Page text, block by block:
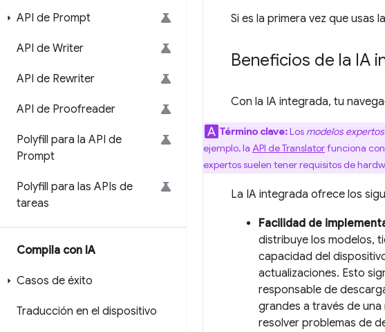
API de Prompt
API de Writer
API de Rewriter
API de Proofreader
Polyfill para la API de
Prompt
Polyfill para las APIs de
tareas
Compila con IA
Casos de éxito
Traducción en el dispositivo
Si es la primera vez que usas
Beneficios de la IA
Con la IA integrada, tu
Término clave:Los modelos expertos
ejemplo, la API de Translatorfunciona
expertos suelen tener requisitos de
La IA integrada ofrece los
Facilidad de
distribuye los modelos,
capacidad del
actualizaciones. Esto
responsable de
grandes a través de
resolver problemas de